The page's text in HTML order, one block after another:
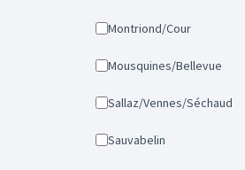
Montriond/Cour
Mousquines/Bellevue
Sallaz/Vennes/Séchaud
Sauvabelin